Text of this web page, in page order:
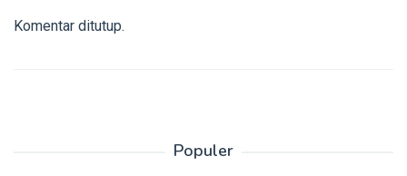
Komentar ditutup.
Populer